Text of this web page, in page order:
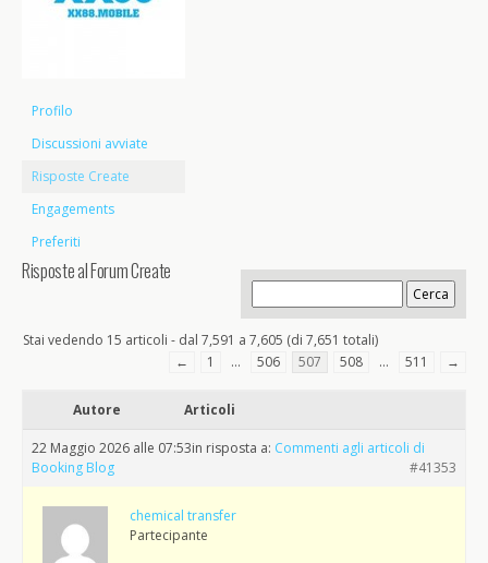
Profilo
Discussioni avviate
Risposte Create
Engagements
Preferiti
Risposte al Forum Create
Stai vedendo 15 articoli - dal 7,591 a 7,605 (di 7,651 totali)
←
1 … 506 507 508 … 511 →
Autore Articoli
22 Maggio 2026 alle 07:53in risposta a: Commenti agli articoli di
Booking Blog
#41353
chemical transfer
Partecipante